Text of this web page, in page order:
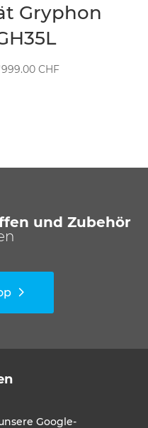
Gryphon
CHF
und Zubehör
Google-